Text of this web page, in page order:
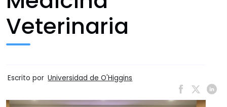
Veterinaria
Escrito por Universidad de O'Higgins